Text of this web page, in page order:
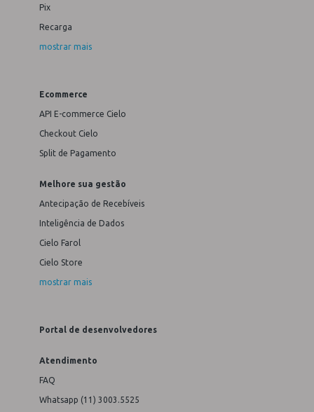
Pix
Recarga
mostrar mais
Ecommerce
API E-commerce Cielo
Checkout Cielo
Split de Pagamento
Melhore sua gestão
Antecipação de Recebíveis
Inteligência de Dados
Cielo Farol
Cielo Store
mostrar mais
Portal de desenvolvedores
Atendimento
FAQ
Whatsapp (11) 3003.5525